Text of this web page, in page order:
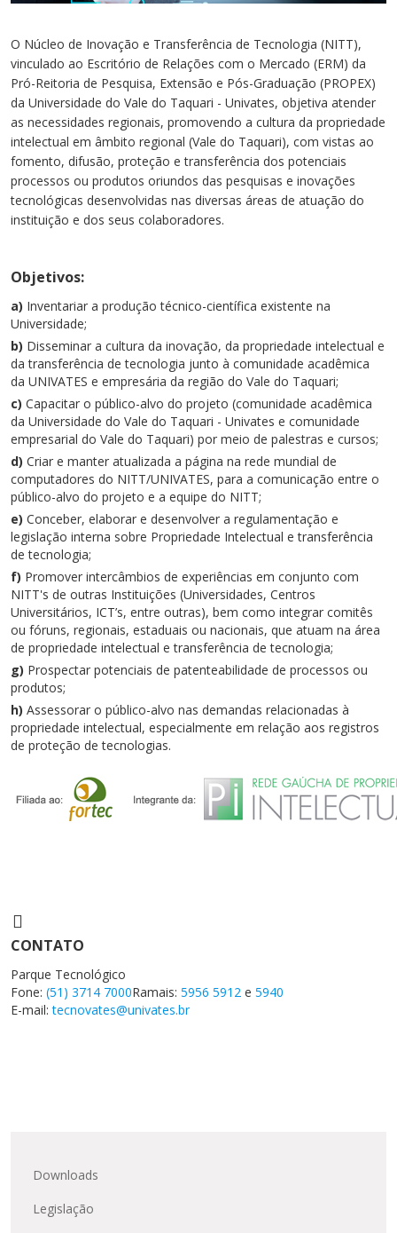
de Idiomas
Médicas
Conosco
& Você - Comunidade
Gustavo Adolfo
O Núcleo de Inovação e Transferência de Tecnologia (NITT),
vinculado ao Escritório de Relações com o Mercado (ERM) da
Pró-Reitoria de Pesquisa, Extensão e Pós-Graduação (PROPEX)
da Universidade do Vale do Taquari - Univates, objetiva atender
as necessidades regionais, promovendo a cultura da propriedade
intelectual em âmbito regional (Vale do Taquari), com vistas ao
fomento, difusão, proteção e transferência dos potenciais
processos ou produtos oriundos das pesquisas e inovações
tecnológicas desenvolvidas nas diversas áreas de atuação do
instituição e dos seus colaboradores.
Objetivos:
a) Inventariar a produção técnico-científica existente na
Universidade;
b) Disseminar a cultura da inovação, da propriedade intelectual e
da transferência de tecnologia junto à comunidade acadêmica
da UNIVATES e empresária da região do Vale do Taquari;
c) Capacitar o público-alvo do projeto (comunidade acadêmica
da Universidade do Vale do Taquari - Univates e comunidade
empresarial do Vale do Taquari) por meio de palestras e cursos;
d) Criar e manter atualizada a página na rede mundial de
computadores do NITT/UNIVATES, para a comunicação entre o
público-alvo do projeto e a equipe do NITT;
e) Conceber, elaborar e desenvolver a regulamentação e
legislação interna sobre Propriedade Intelectual e transferência
de tecnologia;
f) Promover intercâmbios de experiências em conjunto com
NITT's de outras Instituições (Universidades, Centros
Universitários, ICT’s, entre outras), bem como integrar comitês
ou fóruns, regionais, estaduais ou nacionais, que atuam na área
de propriedade intelectual e transferência de tecnologia;
g) Prospectar potenciais de patenteabilidade de processos ou
produtos;
h) Assessorar o público-alvo nas demandas relacionadas à
propriedade intelectual, especialmente em relação aos registros
de proteção de tecnologias.
CONTATO
Parque Tecnológico
Fone: (51) 3714 7000Ramais: 5956 5912 e 5940
E-mail:tecnovates@univates.br
Downloads
Legislação